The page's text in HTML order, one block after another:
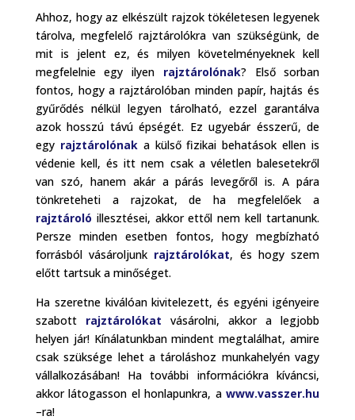
Ahhoz, hogy az elkészült rajzok tökéletesen legyenek
tárolva, megfelelő rajztárolókra van szükségünk, de
mit is jelent ez, és milyen követelményeknek kell
megfelelnie egy ilyen rajztárolónak? Első sorban
fontos, hogy a rajztárolóban minden papír, hajtás és
gyűrődés nélkül legyen tárolható, ezzel garantálva
azok hosszú távú épségét. Ez ugyebár ésszerű, de
egy rajztárolónaka külső fizikai behatások ellen is
védenie kell, és itt nem csak a véletlen balesetekről
van szó, hanem akár a párás levegőről is. A pára
tönkreteheti a rajzokat, de ha megfelelőek a
rajztároló illesztései, akkor ettől nem kell tartanunk.
Persze minden esetben fontos, hogy megbízható
forrásból vásároljunk rajztárolókat, és hogy szem
előtt tartsuk a minőséget.
Ha szeretne kiválóan kivitelezett, és egyéni igényeire
szabott rajztárolókat vásárolni, akkor a legjobb
helyen jár! Kínálatunkban mindent megtalálhat, amire
csak szüksége lehet a tároláshoz munkahelyén vagy
vállalkozásában! Ha további információkra kíváncsi,
akkor látogasson el honlapunkra, awww.vasszer.hu
–ra!